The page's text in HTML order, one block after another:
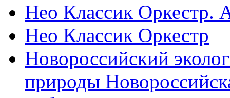
Нео Классик Оркестр.
Нео Классик Оркестр
Новороссийский
природы